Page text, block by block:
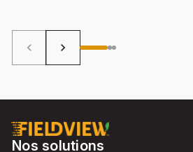
matière de semences pour la saison
décisions qui peuvent augmenter
keyboard_arrow_left keyboard_arrow_right
Nos solutions